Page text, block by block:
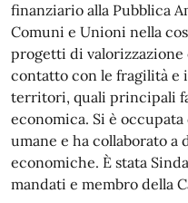
finanziario alla Pubblica
Comuni e Unioni nella
progetti di valorizzazione
contatto con le fragilità e
territori, quali principali
economica. Si è
umane e ha collaborato
economiche. È stata
mandati e membro della